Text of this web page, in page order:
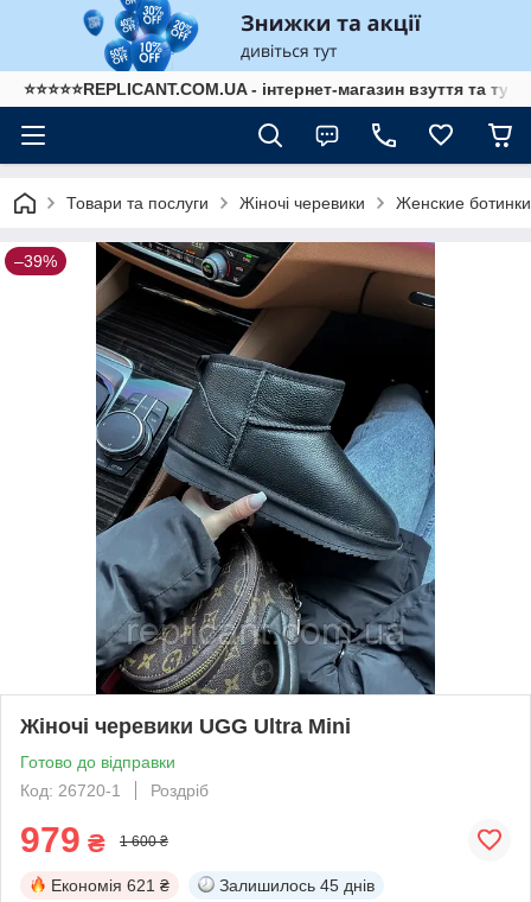
⭐⭐⭐⭐⭐REPLICANT.COM.UA - інтернет-магазин взуття та
Товари та послуги Жіночі черевики Женские
–39%
Жіночі черевики UGG Ultra Mini
Готово до відправки
Код: 26720-1
Роздріб
979 ₴ 1 600 ₴
Економія 621 ₴ Залишилось 45 днів